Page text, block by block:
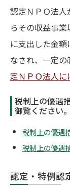
認定ＮＰＯ法
らその収益事
に支出した金
なされ、一定
定ＮＰＯ法人に
税制上の優遇
御覧ください。
税制上の優遇
税制上の優遇
認定・特例認